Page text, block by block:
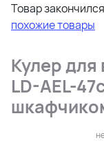
Товар
похожие товары
Кулер
LD-AEL-